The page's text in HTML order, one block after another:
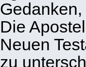
Die
Neuen
zu